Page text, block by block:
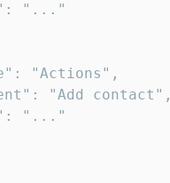
"..."
"Actions",
"Add contact",
"..."